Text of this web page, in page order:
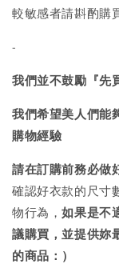
較敏感者請斟酌購
-
我們並不鼓勵『先
我們希望美人們能
購物經驗
請在訂購前務必做
確認好衣款的尺寸
物行為，如果是不
議購買，並提供妳
的商品：）